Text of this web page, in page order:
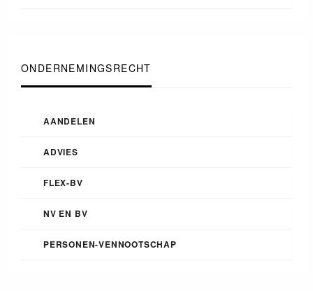
ONDERNEMINGSRECHT
AANDELEN
ADVIES
FLEX-BV
NV EN BV
PERSONEN-VENNOOTSCHAP